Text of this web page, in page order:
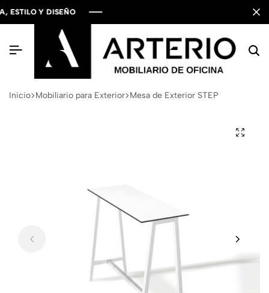
Y DISEÑO
Y DISEÑO
Y DISEÑO
Inicio Mobiliario para Exterior Mesa de Exterior STEP